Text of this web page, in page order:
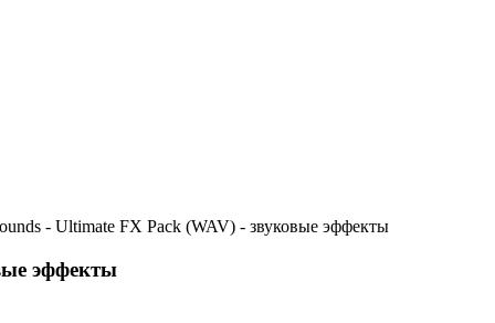
- Ultimate FX Pack (WAV) - звуковые эффекты
эффекты